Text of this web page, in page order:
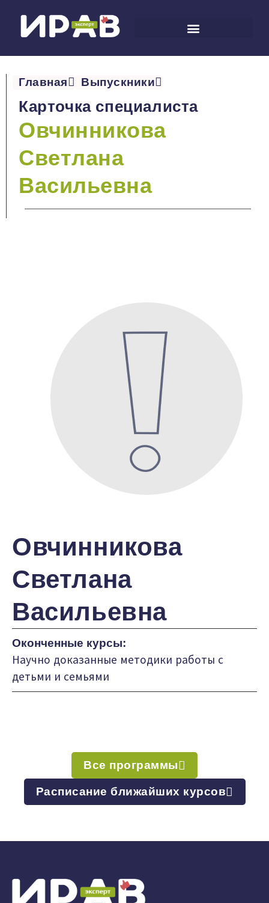
Главная Выпускники
Карточка специалиста
Овчинникова
Светлана
Васильевна
Овчинникова
Светлана
Васильевна
Оконченные курсы:
Научно доказанные методики работы с
детьми и семьями
Все программы
Расписание ближайших курсов